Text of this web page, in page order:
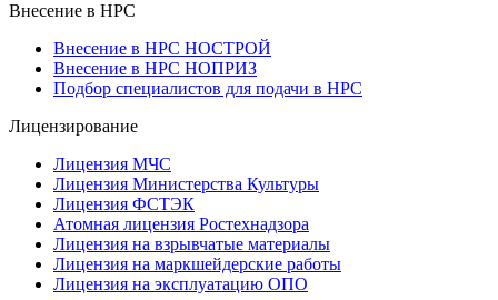
Внесение в НРС
Внесение в НРС НОСТРОЙ
Внесение в НРС НОПРИЗ
Подбор специалистов для подачи в НРС
Лицензирование
Лицензия МЧС
Лицензия Министерства Культуры
Лицензия ФСТЭК
Атомная лицензия Ростехнадзора
Лицензия на взрывчатые материалы
Лицензия на маркшейдерские работы
Лицензия на эксплуатацию ОПО